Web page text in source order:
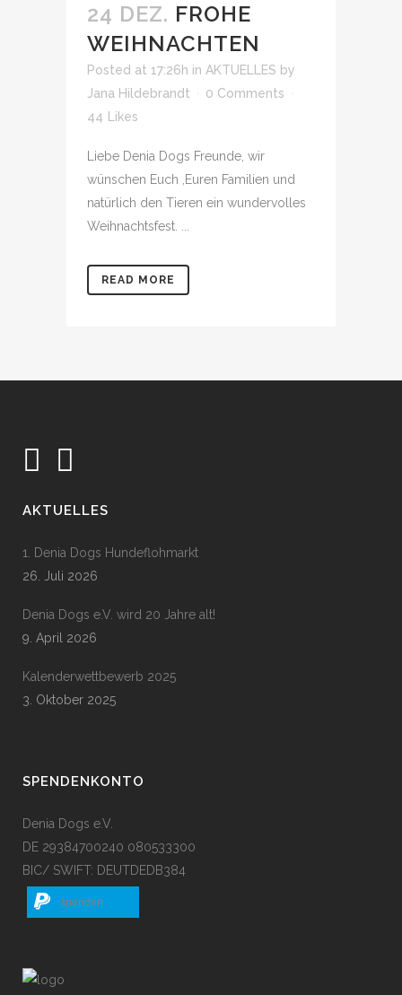
24 DEZ. FROHE
WEIHNACHTEN
Posted at 17:26h in AKTUELLES by
Jana Hildebrandt
0 Comments
44
Likes
Liebe Denia Dogs Freunde, wir
wünschen Euch ,Euren Familien und
natürlich den Tieren ein wundervolles
Weihnachtsfest. ...
READ MORE
AKTUELLES
1. Denia Dogs Hundeflohmarkt
26. Juli 2026
Denia Dogs e.V. wird 20 Jahre alt!
9. April 2026
Kalenderwettbewerb 2025
3. Oktober 2025
SPENDENKONTO
Denia Dogs e.V.
DE 29384700240 080533300
BIC/ SWIFT: DEUTDEDB384
spenden